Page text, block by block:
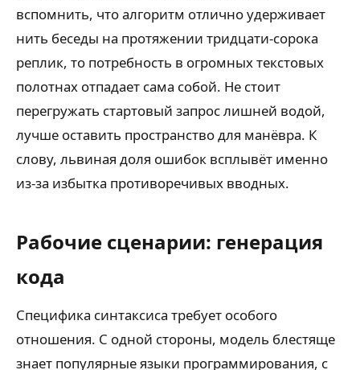
вспомнить, что алгоритм отлично удерживает
нить беседы на протяжении тридцати-сорока
реплик, то потребность в огромных текстовых
полотнах отпадает сама собой. Не стоит
перегружать стартовый запрос лишней водой,
лучше оставить пространство для манёвра. К
слову, львиная доля ошибок всплывёт именно
из-за избытка противоречивых вводных.
Рабочие сценарии: генерация
кода
Специфика синтаксиса требует особого
отношения. С одной стороны, модель блестяще
знает популярные языки программирования, с